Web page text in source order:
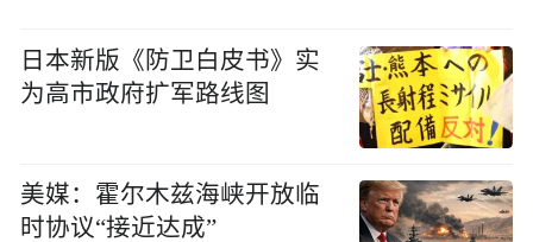
日本新版《防卫白皮书》实
为高市政府扩军路线图
美媒：霍尔木兹海峡开放临
时协议“接近达成”